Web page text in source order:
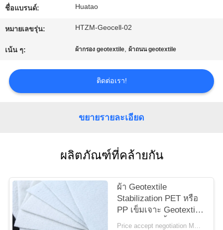
คุณภาพ
ติดต่อ
เรา
ใบ
เสนอ
ราคา
ชื่อแบรนด์: Huatao
หมายเลขรุ่น: HTZM-Geocell-02
เน้น ๆ: ผ้ากรอง geotextile,ผ้าถนน geotextile
ติดต่อเรา!
ขยายรายละเอียด
ผลิตภัณฑ์ที่คล้ายกัน
ผ้า Geotextile
Stabilization PET หรือ
PP เข็มเจาะ Geotextile
สีขาวต่อต้านริ้วรอย
Price accept negotiation MOQ:1sqm